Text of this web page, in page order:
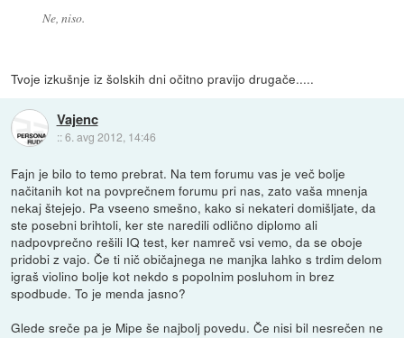
Ne, niso.
Tvoje izkušnje iz šolskih dni očitno pravijo drugače.....
Vajenc
::6. avg 2012, 14:46
Fajn je bilo to temo prebrat. Na tem forumu vas je več bolje
načitanih kot na povprečnem forumu pri nas, zato vaša mnenja
nekaj štejejo. Pa vseeno smešno, kako si nekateri domišljate, da
ste posebni brihtoli, ker ste naredili odlično diplomo ali
nadpovprečno rešili IQ test, ker namreč vsi vemo, da se oboje
pridobi z vajo. Če ti nič običajnega ne manjka lahko s trdim delom
igraš violino bolje kot nekdo s popolnim posluhom in brez
spodbude. To je menda jasno?
Glede sreče pa je Mipe še najbolj povedu. Če nisi bil nesrečen ne